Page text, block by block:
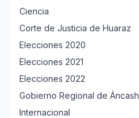
Ciencia
Corte de Justicia de Huaraz
Elecciones 2020
Elecciones 2021
Elecciones 2022
Gobierno Regional de Áncash
Internacional